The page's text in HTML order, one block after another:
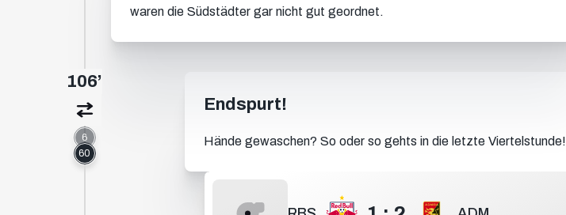
106’
60
6
Endspurt!
Hände gewaschen? So oder so gehts in die letzte Viertelstunde!
waren die Südstädter gar nicht gut geordnet.